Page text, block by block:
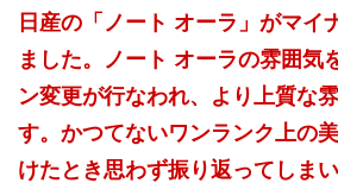
日産の「ノート オーラ」がマイ
ました。ノート オーラの雰囲気
ン変更が行なわれ、より上質な
す。かつてないワンランク上の
けたとき思わず振り返ってしまい